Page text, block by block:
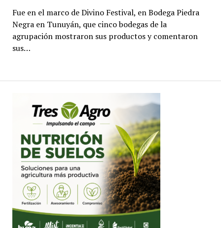
Fue en el marco de Divino Festival, en Bodega Piedra
Negra en Tunuyán, que cinco bodegas de la
agrupación mostraron sus productos y comentaron
sus…